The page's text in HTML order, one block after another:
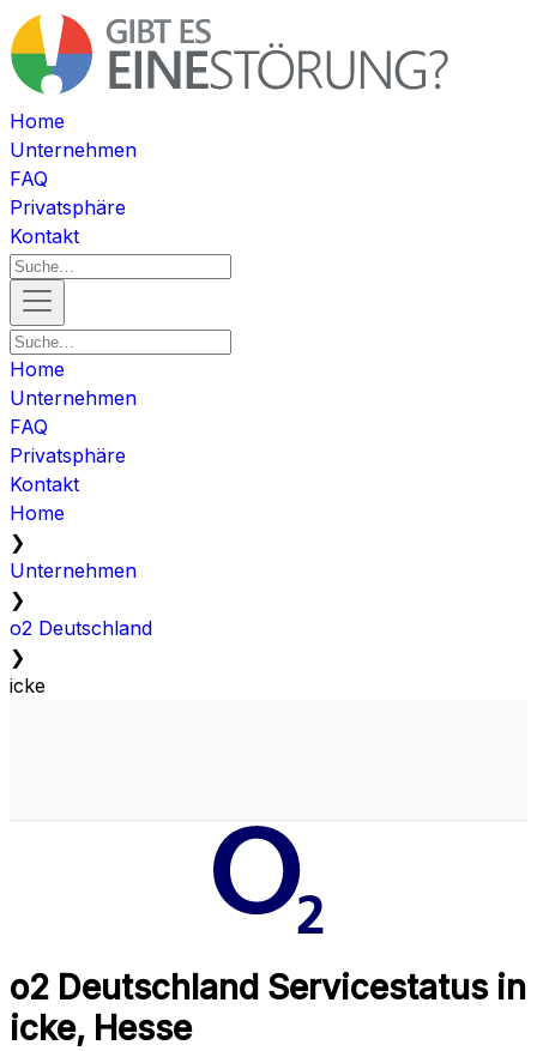
Home
Unternehmen
FAQ
Privatsphäre
Kontakt
Home
Unternehmen
FAQ
Privatsphäre
Kontakt
Home
❯
Unternehmen
❯
o2 Deutschland
❯
icke
o2 Deutschland Servicestatus in
icke, Hesse